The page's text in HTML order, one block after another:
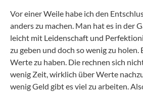
Vor einer Weile habe ich den
anders zu machen. Man hat es in der
leicht mit Leidenschaft und
zu geben und doch so wenig zu holen.
Werte zu haben. Die rechnen sich
wenig Zeit, wirklich über Werte
wenig Geld gibt es viel zu arbeiten.